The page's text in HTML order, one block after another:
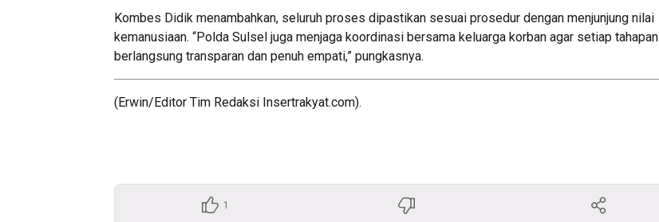
Kombes Didik menambahkan, seluruh proses dipastikan sesuai prosedur dengan menjunjung nilai
kemanusiaan. “Polda Sulsel juga menjaga koordinasi bersama keluarga korban agar setiap tahapan
berlangsung transparan dan penuh empati,” pungkasnya.
(Erwin/Editor Tim Redaksi Insertrakyat.com).
1